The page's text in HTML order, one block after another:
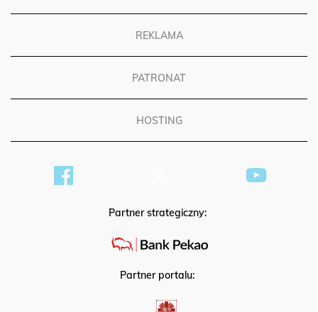
REKLAMA
PATRONAT
HOSTING
Partner strategiczny:
Partner portalu: